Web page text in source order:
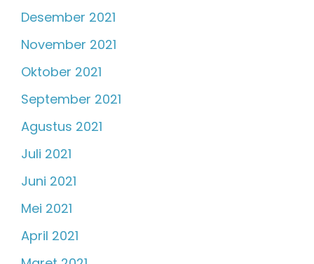
Desember 2021
November 2021
Oktober 2021
September 2021
Agustus 2021
Juli 2021
Juni 2021
Mei 2021
April 2021